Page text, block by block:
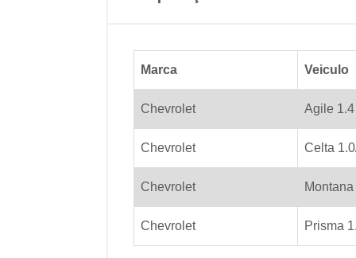
Marca Veiculo
Chevrolet Agile
Chevrolet Celta
Chevrolet
Chevrolet Prisma